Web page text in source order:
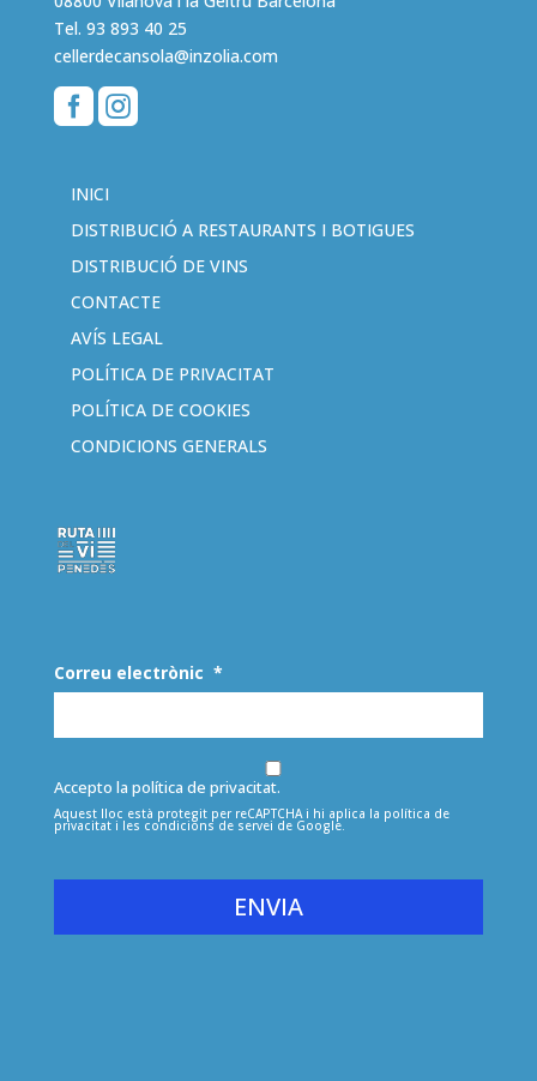
Tel. 93 893 40 25
cellerdecansola@inzolia.com
 
INICI
DISTRIBUCIÓ A RESTAURANTS I BOTIGUES
DISTRIBUCIÓ DE VINS
CONTACTE
AVÍS LEGAL
POLÍTICA DE PRIVACITAT
POLÍTICA DE COOKIES
CONDICIONS GENERALS
Correu electrònic *
Accepto la política de privacitat.
Aquest lloc està protegit per reCAPTCHA i hi aplica la política de
privacitati les condicions de servei de Google.